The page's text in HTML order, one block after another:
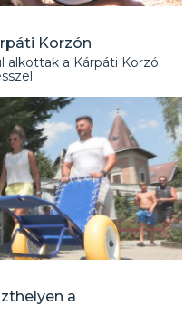
Korzón
a Kárpáti Korzó
a